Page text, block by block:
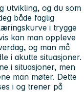
utvikling, og du som
både faglig
i trygge
kan man oppleve
og man må
i akutte situasjoner.
i situasjoner, men
man møter. Dette
i og trener på